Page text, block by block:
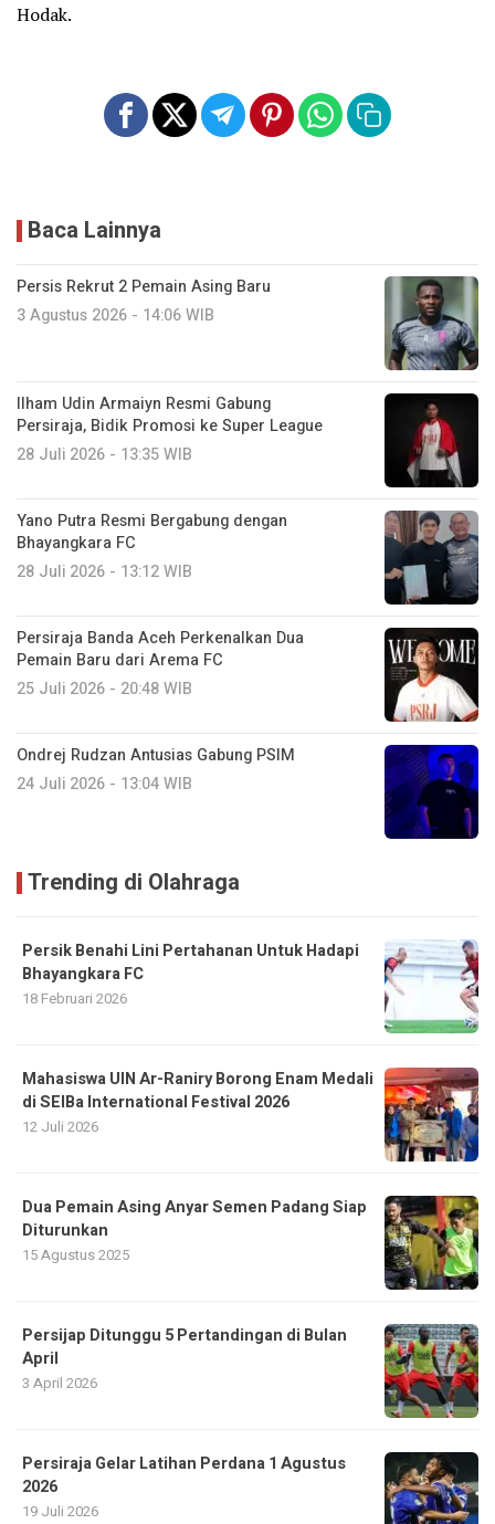
Hodak.
Baca Lainnya
Persis Rekrut 2 Pemain Asing Baru
3 Agustus 2026 - 14:06 WIB
Ilham Udin Armaiyn Resmi Gabung
Persiraja, Bidik Promosi ke Super League
28 Juli 2026 - 13:35 WIB
Yano Putra Resmi Bergabung dengan
Bhayangkara FC
28 Juli 2026 - 13:12 WIB
Persiraja Banda Aceh Perkenalkan Dua
Pemain Baru dari Arema FC
25 Juli 2026 - 20:48 WIB
Ondrej Rudzan Antusias Gabung PSIM
24 Juli 2026 - 13:04 WIB
Trending di Olahraga
Persik Benahi Lini Pertahanan Untuk Hadapi
Bhayangkara FC
18 Februari 2026
Mahasiswa UIN Ar-Raniry Borong Enam Medali
di SEIBa International Festival 2026
12 Juli 2026
Dua Pemain Asing Anyar Semen Padang Siap
Diturunkan
15 Agustus 2025
Persijap Ditunggu 5 Pertandingan di Bulan
April
3 April 2026
Persiraja Gelar Latihan Perdana 1 Agustus
2026
19 Juli 2026